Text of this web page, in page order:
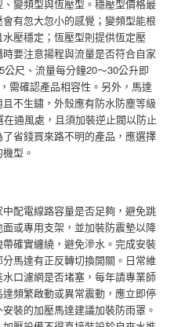
變頻型與恆壓型。穩壓型價格最
有忽大忽小的感覺；變頻型能根
壓穩定；恆壓型則提供恆定壓
要注意揚程與流量是否符合自家
尺、流量每分鐘20～30公升即
需確認產品相容性。另外，馬達
不生鏽，外殼應有防水防塵等級
在通風處，且須加裝逆止閥以防止
省錢買來路不明的產品，應選擇
型。
配電線路容量是否足夠，避免跳
或專用支架，並加裝防震墊以降
確實纏繞，避免滲水。完成安裝
馬達有正反轉切換開關。日常維
口濾網是否堵塞，每年請專業師
頻繁啟動或異常震動，應立即停
裝的加壓馬達建議加裝防雨罩。